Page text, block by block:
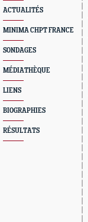
ACTUALITÉS
MINIMA CHPT FRANCE
SONDAGES
MÉDIATHÈQUE
LIENS
BIOGRAPHIES
RÉSULTATS